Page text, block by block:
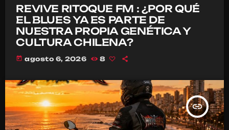
REVIVE RITOQUE FM : ¿POR QUÉ
EL BLUES YA ES PARTE DE
NUESTRA PROPIA GENÉTICA Y
CULTURA CHILENA?
today agosto 6, 2026 8
insert_link